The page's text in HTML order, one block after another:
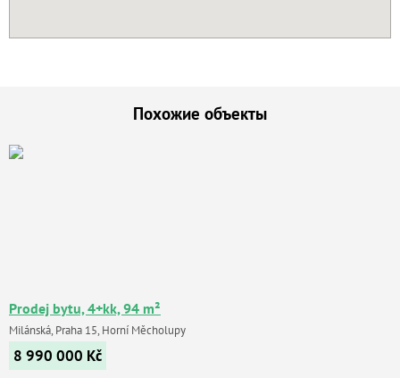
Похожие объекты
Prodej bytu, 4+kk, 94 m²
Milánská, Praha 15, Horní Měcholupy
8 990 000 Kč